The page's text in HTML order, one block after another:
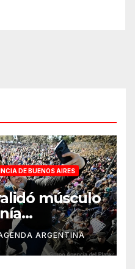
DE BUENOS AIRES
músculo
a más de
el Día de la
Argentinas
ARGENTINA